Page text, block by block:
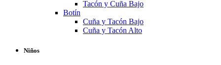
Tacón y Cuña Bajo
Botín
Cuña y Tacón Bajo
Cuña y Tacón Alto
Niños